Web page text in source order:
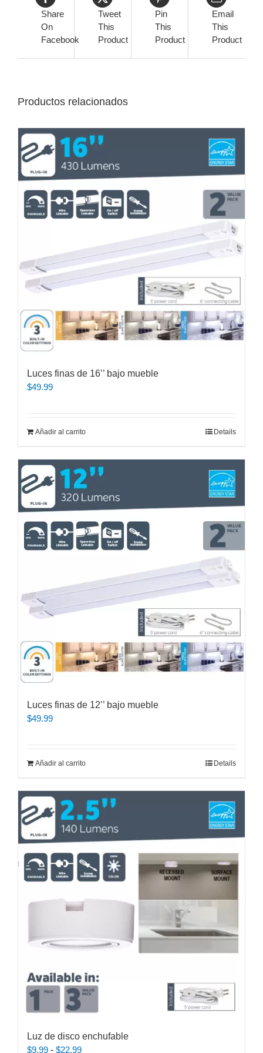
Share
On
Facebook
Tweet
This
Product
Pin
This
Product
Email
This
Product
Productos relacionados
Luces finas de 16’’ bajo mueble
$49.99
Añadir al carrito Details
Luces finas de 12’’ bajo mueble
$49.99
Añadir al carrito Details
Luz de disco enchufable
$9.99 - $22.99Rango